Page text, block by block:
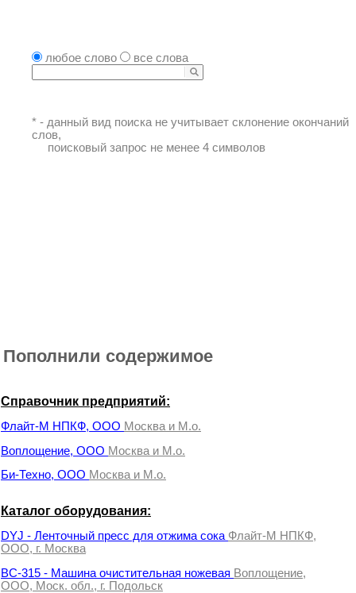
любое слово
все слова
* - данный вид поиска не учитывает склонение окончаний
слов,
поисковый запрос не менее 4 символов
Пополнили содержимое
Справочник предприятий:
Флайт-М НПКФ, ООО Москва и М.о.
Воплощение, ООО Москва и М.о.
Би-Техно, ООО Москва и М.о.
Каталог оборудования:
DYJ - Ленточный пресс для отжима сока Флайт-М НПКФ,
ООО, г. Москва
ВС-315 - Машина очистительная ножевая Воплощение,
ООО, Моск. обл., г. Подольск